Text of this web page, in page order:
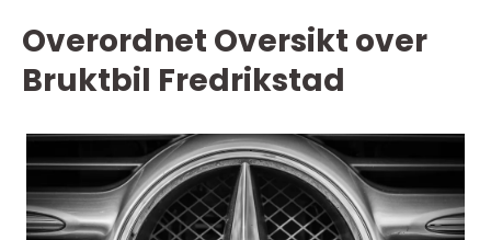
Overordnet Oversikt over
Bruktbil Fredrikstad